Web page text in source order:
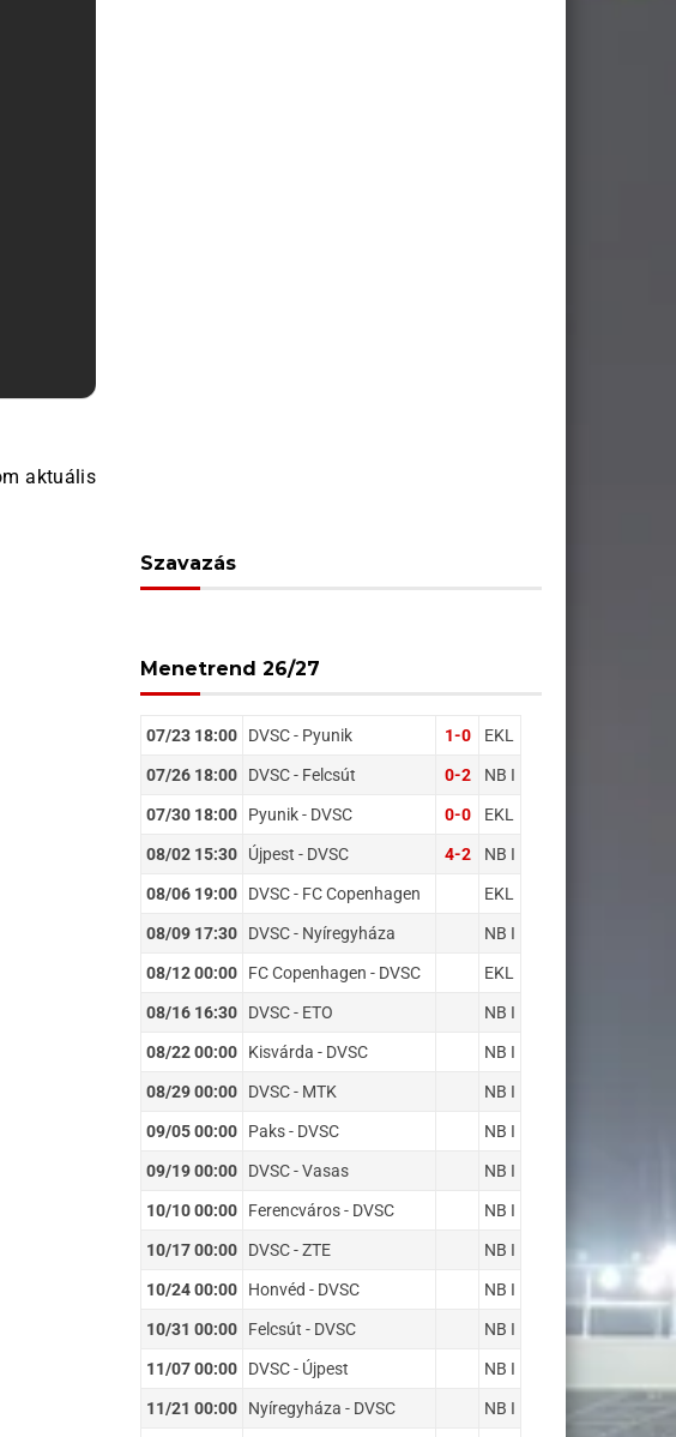
Szavazás
Menetrend 26/27
07/23 18:00 DVSC - Pyunik 1-0 EKL
07/26 18:00 DVSC - Felcsút 0-2 NB I
07/30 18:00 Pyunik - DVSC 0-0 EKL
08/02 15:30 Újpest - DVSC 4-2 NB I
08/06 19:00 DVSC - FC Copenhagen EKL
08/09 17:30 DVSC - Nyíregyháza NB I
08/12 00:00 FC Copenhagen - DVSC EKL
08/16 16:30 DVSC - ETO NB I
08/22 00:00 Kisvárda - DVSC NB I
08/29 00:00 DVSC - MTK NB I
09/05 00:00 Paks - DVSC NB I
09/19 00:00 DVSC - Vasas NB I
10/10 00:00 Ferencváros - DVSC NB I
10/17 00:00 DVSC - ZTE NB I
10/24 00:00 Honvéd - DVSC NB I
10/31 00:00 Felcsút - DVSC NB I
11/07 00:00 DVSC - Újpest NB I
11/21 00:00 Nyíregyháza - DVSC NB I